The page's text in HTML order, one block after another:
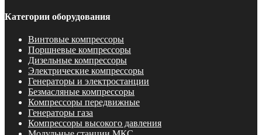
Категории оборудования
Винтовые компрессоры
Поршневые компрессоры
Дизельные компрессоры
Электрические компрессоры
Генераторы и электростанции
Безмасляные компрессоры
Компрессоры передвижные
Генераторы газа
Компрессоры высокого давления